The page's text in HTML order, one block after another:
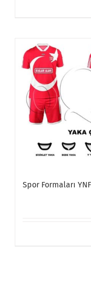
Spor Formaları